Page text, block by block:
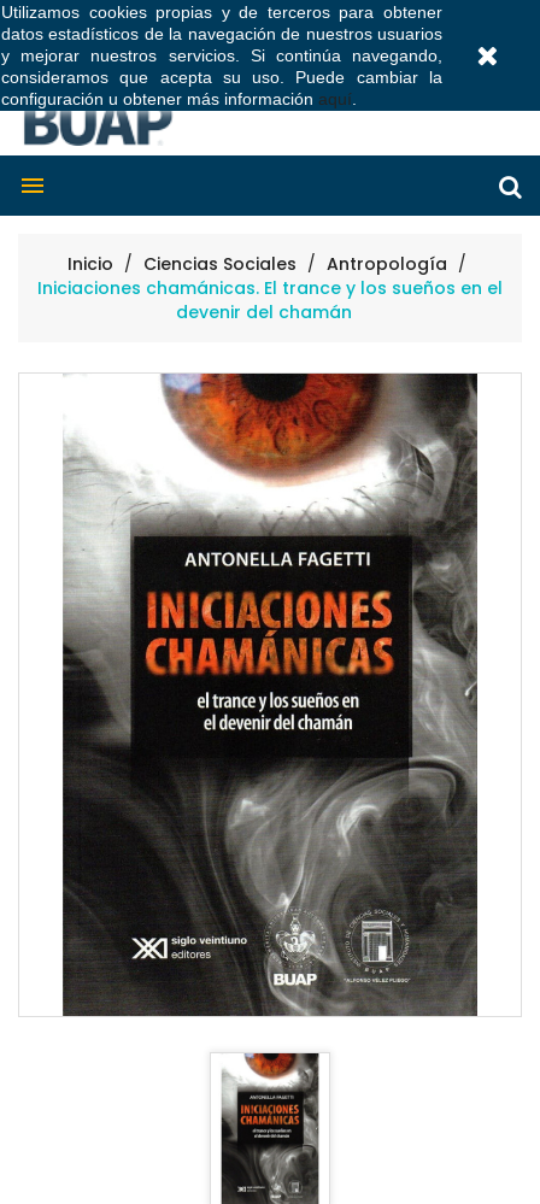
Utilizamos cookies propias y de terceros para obtener
datos estadísticos de la navegación de nuestros usuarios
y mejorar nuestros servicios. Si continúa navegando,
consideramos que acepta su uso. Puede cambiar la
configuración u obtener más información aquí

Inicio Ciencias Sociales
Antropología
Iniciaciones chamánicas. El trance y los sueños en el
devenir del chamán